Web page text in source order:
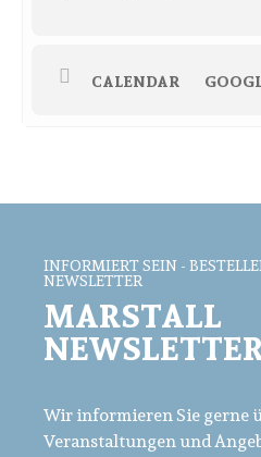
CALENDAR
INFORMIERT SEIN -
NEWSLETTER
MARSTALL
Wir informieren Sie gerne
Veranstaltungen und